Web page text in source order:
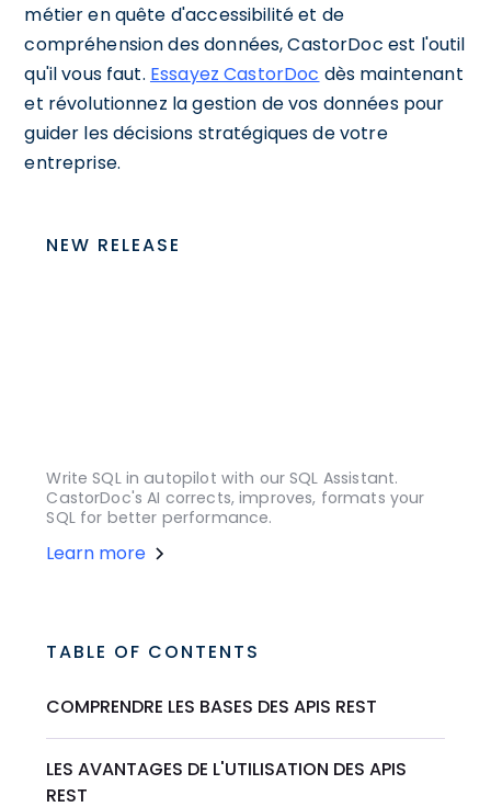
métier en quête d'accessibilité et de
compréhension des données, CastorDoc est l'outil
qu'il vous faut. Essayez CastorDoc dès maintenant
et révolutionnez la gestion de vos données pour
guider les décisions stratégiques de votre
entreprise.
NEW RELEASE
Write SQL in autopilot with our SQL Assistant.
CastorDoc's AI corrects, improves, formats your
SQL for better performance.
Learn more
TABLE OF CONTENTS
COMPRENDRE LES BASES DES APIS REST
LES AVANTAGES DE L'UTILISATION DES APIS
REST